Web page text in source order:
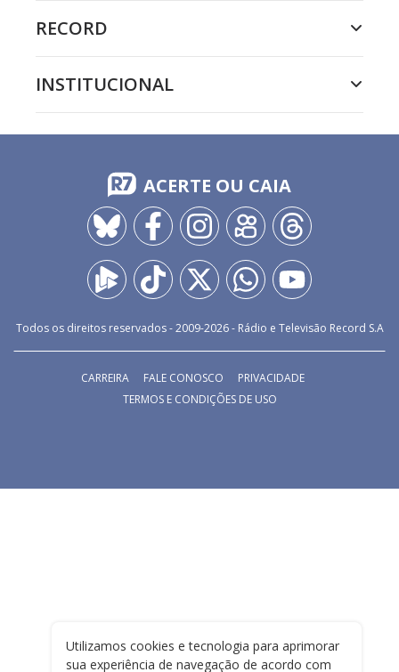
RECORD
INSTITUCIONAL
ACERTE OU CAIA
Todos os direitos reservados - 2009-2026- Rádio e Televisão Record S.A
CARREIRA FALE CONOSCO
PRIVACIDADE
TERMOS E CONDIÇÕES DE USO
Utilizamos cookies e tecnologia para aprimorar
sua experiência de navegação de acordo com